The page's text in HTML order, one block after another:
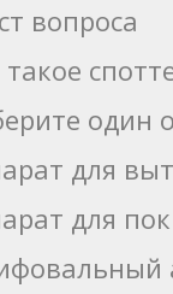
вопроса
один
для
для